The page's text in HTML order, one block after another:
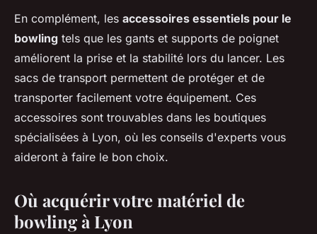
En complément, les accessoires essentiels pour le
bowling tels que les gants et supports de poignet
améliorent la prise et la stabilité lors du lancer. Les
sacs de transport permettent de protéger et de
transporter facilement votre équipement. Ces
accessoires sont trouvables dans les boutiques
spécialisées à Lyon, où les conseils d'experts vous
aideront à faire le bon choix.
Où acquérir votre matériel de
bowling à Lyon